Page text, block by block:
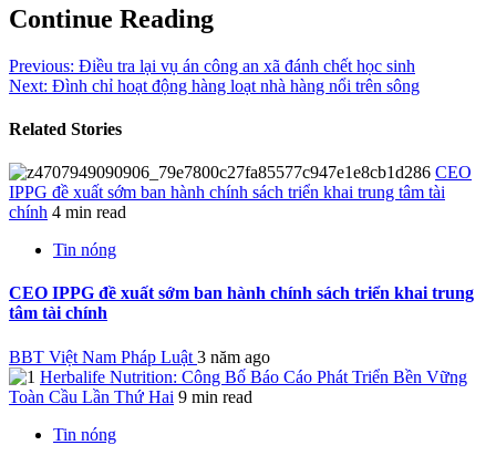
Continue Reading
Previous: Điều tra lại vụ án công an xã đánh chết học sinh
Next: Đình chỉ hoạt động hàng loạt nhà hàng nổi trên sông
Related Stories
CEO
IPPG đề xuất sớm ban hành chính sách triển khai trung tâm tài
chính 4 min read
Tin nóng
CEO IPPG đề xuất sớm ban hành chính sách triển khai trung
tâm tài chính
BBT Việt Nam Pháp Luật 3 năm ago
Herbalife Nutrition: Công Bố Báo Cáo Phát Triển Bền Vững
Toàn Cầu Lần Thứ Hai 9 min read
Tin nóng